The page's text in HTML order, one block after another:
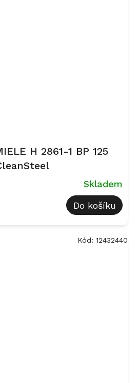
H 2861-1 BP 125
Skladem
Do košíku
Kód: 12432440